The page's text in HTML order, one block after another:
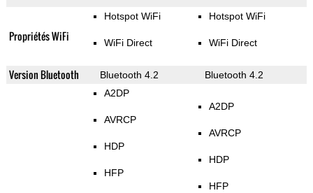
Propriétés WiFi
Hotspot WiFi
WiFi Direct
Hotspot WiFi
WiFi Direct
Version Bluetooth Bluetooth 4.2 Bluetooth 4.2
A2DP
AVRCP
HDP
HFP
A2DP
AVRCP
HDP
HFP